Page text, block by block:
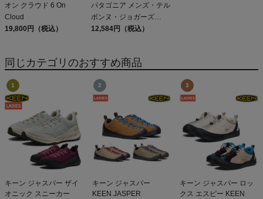
オン クラウド 6 On
Cloud
19,800円（税込）
パタゴニア メンズ・テル
ボンヌ・ジョガーズ
PATAGONIA MS
12,584円（税込）
同じカテゴリのおすすめ商品
キーン ジャスパー ザイ
オニック スニーカー
キーン ジャスパー
KEEN JASPER
キーン ジャスパー ロッ
クス エスピー KEEN